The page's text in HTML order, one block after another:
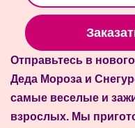
Отправьтесь в
Деда Мороза и
самые веселые и
взрослых. Мы